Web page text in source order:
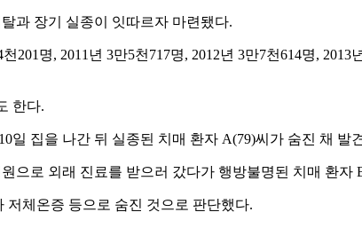
과 장기 실종이 잇따르자 마련됐다.
201명, 2011년 3만5천717명, 2012년 3만7천614명,
한다.
일 집을 나간 뒤 실종된 치매 환자 A(79)씨가 숨진 채 발
으로 외래 진료를 받으러 갔다가 행방불명된 치매 환
체온증 등으로 숨진 것으로 판단했다.